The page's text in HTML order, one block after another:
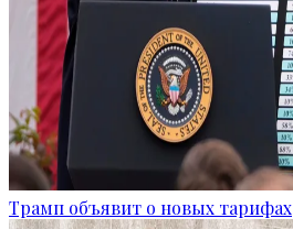
Трамп объявит о новых тарифах